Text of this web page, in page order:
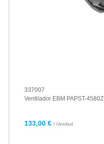
337007
Ventilador EBM PAPST-4580Z
133,00 € / Unidad